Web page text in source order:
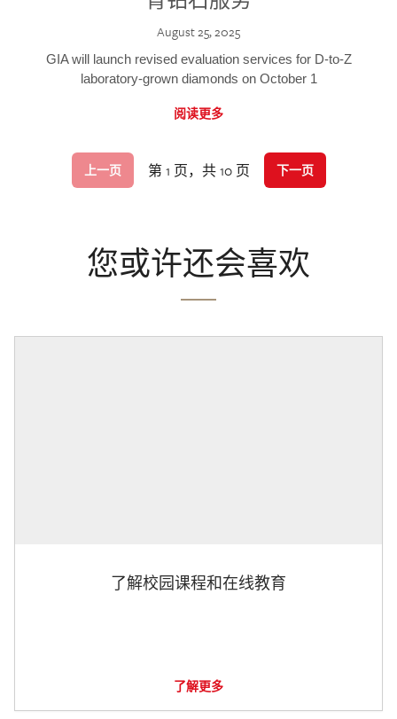
August 25, 2025
GIA will launch revised evaluation services for D-to-Z
laboratory-grown diamonds on October 1
阅读更多
上一页 第 1 页，共 10 页 下一页
您或许还会喜欢
了解校园课程和在线教育
了解更多